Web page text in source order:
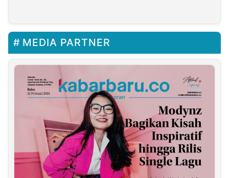
MEDIA PARTNER